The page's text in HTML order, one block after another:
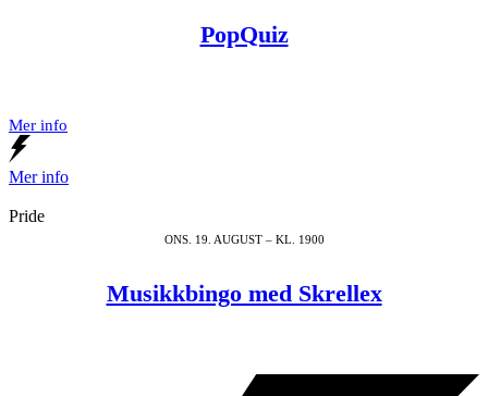
PopQuiz
Mer info
Mer info
Pride
ONS. 19. AUGUST – KL. 1900
Musikkbingo med Skrellex